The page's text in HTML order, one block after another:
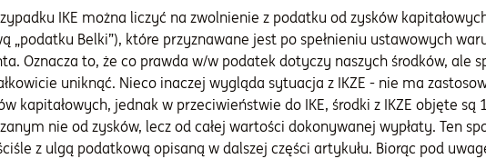
IKE można liczyć na zwolnienie z podatku od zysków
„podatku Belki”), które przyznawane jest po spełnieniu ustawowych
Oznacza to, że co prawda w/w podatek dotyczy naszych środków, ale
uniknąć. Nieco inaczej wygląda sytuacja z IKZE - nie ma
kapitałowych, jednak w przeciwieństwie do IKE, środki z IKZE objęte
nie od zysków, lecz od całej wartości dokonywanej wypłaty. Ten
z ulgą podatkową opisaną w dalszej części artykułu. Biorąc pod